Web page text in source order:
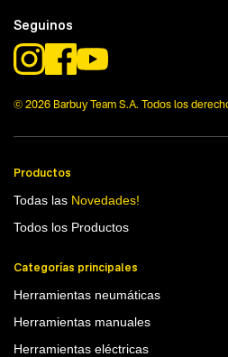
Seguinos
© 2026 Barbuy Team S.A. Todos los
Productos
Todas las Novedades!
Todos los Productos
Categorías principales
Herramientas neumáticas
Herramientas manuales
Herramientas eléctricas